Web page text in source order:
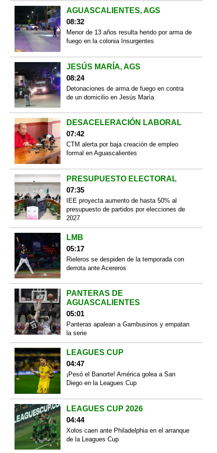
AGUASCALIENTES, AGS
08:32
Menor de 13 años resulta herido por arma de
fuego en la colonia Insurgentes
JESÚS MARÍA, AGS
08:24
Detonaciones de arma de fuego en contra
de un domicilio en Jesús María
DESACELERACIÓN LABORAL
07:42
CTM alerta por baja creación de empleo
formal en Aguascalientes
PRESUPUESTO ELECTORAL
07:35
IEE proyecta aumento de hasta 50% al
presupuesto de partidos por elecciones de
2027
LMB
05:17
Rieleros se despiden de la temporada con
derrota ante Acereros
PANTERAS DE
AGUASCALIENTES
05:01
Panteras apalean a Gambusinos y empatan
la serie
LEAGUES CUP
04:47
¡Pesó el Banorte! América golea a San
Diego en la Leagues Cup
LEAGUES CUP 2026
04:44
Xolos caen ante Philadelphia en el arranque
de la Leagues Cup